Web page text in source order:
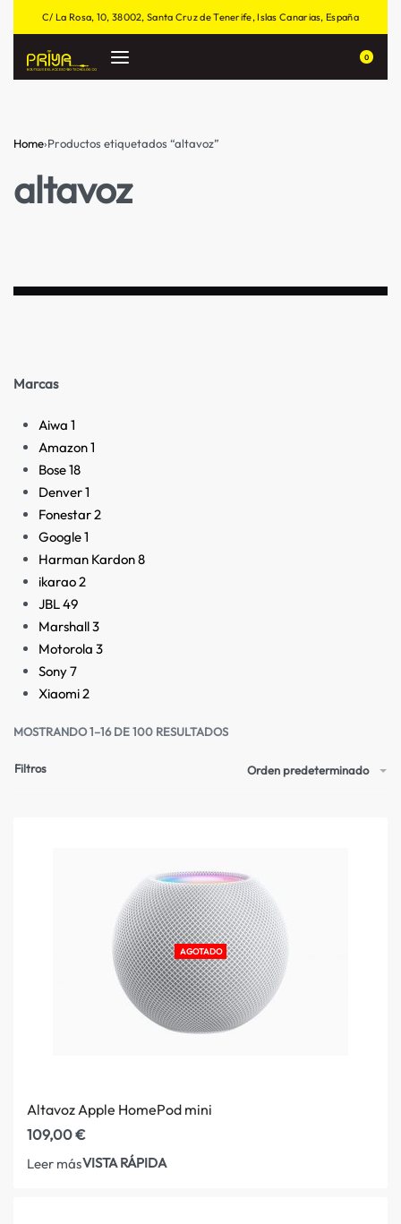
C/ La Rosa, 10, 38002, Santa Cruz de Tenerife, Islas Canarias, España
0
Home›Productos etiquetados “altavoz”
altavoz
Marcas
Aiwa 1
Amazon1
Bose18
Denver1
Fonestar2
Google1
Harman Kardon8
ikarao2
JBL49
Marshall3
Motorola 3
Sony7
Xiaomi2
MOSTRANDO 1–16 DE 100 RESULTADOS
Orden predeterminado
Filtros
AGOTADO
Altavoz Apple HomePod mini
109,00€
Leer másVISTA RÁPIDA